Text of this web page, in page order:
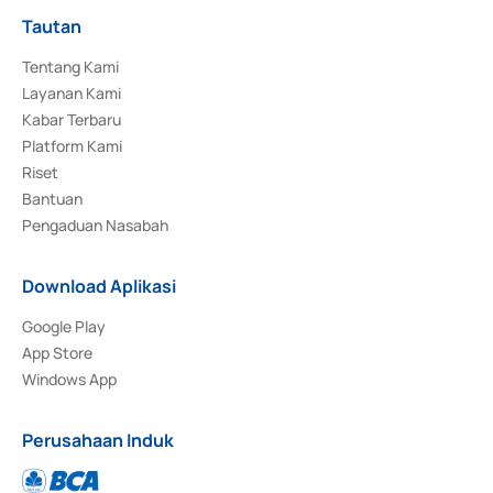
Tautan
Tentang Kami
Layanan Kami
Kabar Terbaru
Platform Kami
Riset
Bantuan
Pengaduan Nasabah
Download Aplikasi
Google Play
App Store
Windows App
Perusahaan Induk